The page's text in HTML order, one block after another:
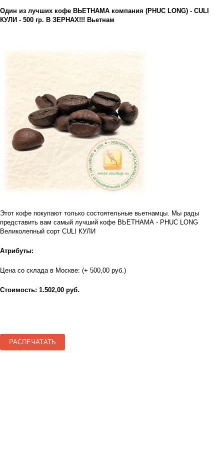
Один из лучших кофе ВЬЕТНАМА компания (PHUC LONG) - CULI
КУЛИ - 500 гр. В ЗЕРНАХ!!! Вьетнам
Этот кофе покупают только состоятельные вьетнамцы. Мы рады
представить вам самый лучший кофе ВЬЕТНАМА - PHUC LONG
Великолепный сорт CULI КУЛИ
Атрибуты:
Цена со склада в Москве: (+ 500,00 руб.)
Стоимость: 1.502,00 руб.
РАСПЕЧАТАТЬ